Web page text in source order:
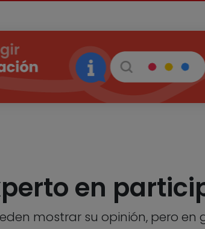
en
mostrar su opinión, pero en